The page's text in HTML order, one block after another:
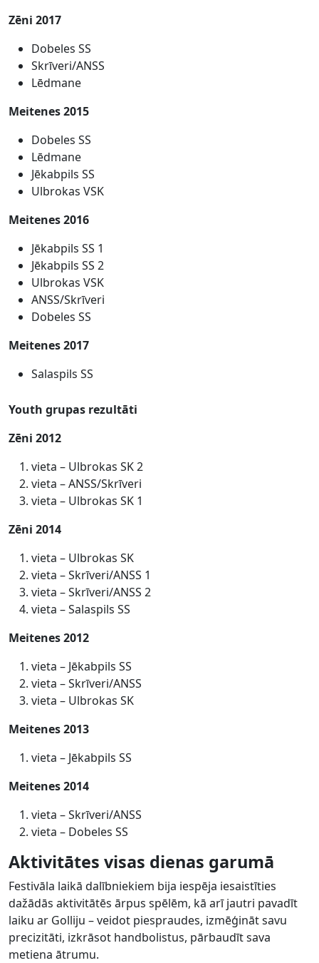
Zēni 2017
Dobeles SS
Skrīveri/ANSS
Lēdmane
Meitenes 2015
Dobeles SS
Lēdmane
Jēkabpils SS
Ulbrokas VSK
Meitenes 2016
Jēkabpils SS 1
Jēkabpils SS 2
Ulbrokas VSK
ANSS/Skrīveri
Dobeles SS
Meitenes 2017
Salaspils SS
Youth grupas rezultāti
Zēni 2012
vieta – Ulbrokas SK 2
vieta – ANSS/Skrīveri
vieta – Ulbrokas SK 1
Zēni 2014
vieta – Ulbrokas SK
vieta – Skrīveri/ANSS 1
vieta – Skrīveri/ANSS 2
vieta – Salaspils SS
Meitenes 2012
vieta – Jēkabpils SS
vieta – Skrīveri/ANSS
vieta – Ulbrokas SK
Meitenes 2013
vieta – Jēkabpils SS
Meitenes 2014
vieta – Skrīveri/ANSS
vieta – Dobeles SS
Aktivitātes visas dienas garumā
Festivāla laikā dalībniekiem bija iespēja iesaistīties
dažādās aktivitātēs ārpus spēlēm, kā arī jautri pavadīt
laiku ar Golliju – veidot piespraudes, izmēģināt savu
precizitāti, izkrāsot handbolistus, pārbaudīt sava
metiena ātrumu.